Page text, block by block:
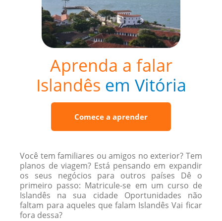
Aprenda a falar
Islandês em Vitória
Comece a aprender
Você tem familiares ou amigos no exterior? Tem
planos de viagem? Está pensando em expandir
os seus negócios para outros países Dê o
primeiro passo: Matricule-se em um curso de
Islandês na sua cidade Oportunidades não
faltam para aqueles que falam Islandês Vai ficar
fora dessa?